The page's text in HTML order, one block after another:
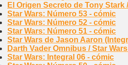
El Origen Secreto de Tony Stark
Star Wars: Número 53 - cómic
Star Wars: Número 52 - cómic
Star Wars: Número 51 - cómic
Star Wars de Jason Aaron
Darth Vader Omnibus / Star
Star Wars: Integral 06 - cómic